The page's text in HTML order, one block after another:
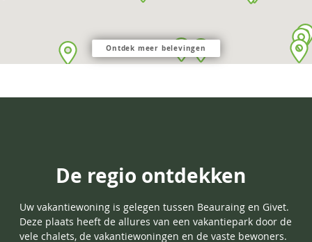
Ontdek meer belevingen
De regio ontdekken
Uw vakantiewoning is gelegen tussen Beauraing en Givet.
Deze plaats heeft de allures van een vakantiepark door de
vele chalets, de vakantiewoningen en de vaste bewoners.